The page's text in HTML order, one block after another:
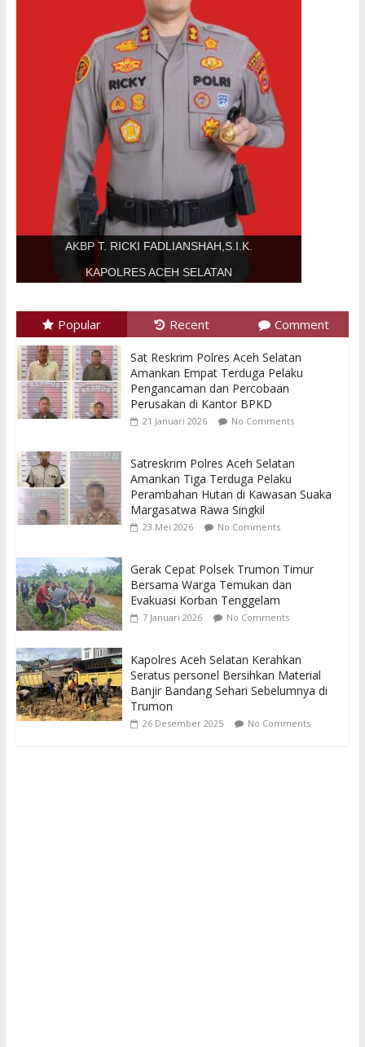
AKBP T. RICKI FADLIANSHAH,S.I.K.
KAPOLRES ACEH SELATAN
Popular Recent Comment
Sat Reskrim Polres Aceh Selatan
Amankan Empat Terduga Pelaku
Pengancaman dan Percobaan
Perusakan di Kantor BPKD
21 Januari 2026 No Comments
Satreskrim Polres Aceh Selatan
Amankan Tiga Terduga Pelaku
Perambahan Hutan di Kawasan Suaka
Margasatwa Rawa Singkil
23 Mei 2026 No Comments
Gerak Cepat Polsek Trumon Timur
Bersama Warga Temukan dan
Evakuasi Korban Tenggelam
7 Januari 2026 No Comments
Kapolres Aceh Selatan Kerahkan
Seratus personel Bersihkan Material
Banjir Bandang Sehari Sebelumnya di
Trumon
26 Desember 2025 No Comments